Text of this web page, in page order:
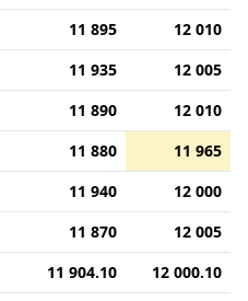
11 895
12 010
11 935
12 005
11 890
12 010
11 880
11 965
11 940
12 000
11 870
12 005
11 904.10
12 000.10